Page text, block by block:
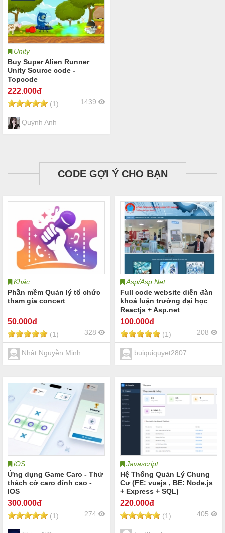
Unity
Buy Super Alien Runner
Unity Source code -
Topcode
222.000đ
(1) 1439
Quỳnh Anh
CODE GỢI Ý CHO BẠN
Khác
Phần mềm Quản lý tổ chức
tham gia concert
50.000đ
(1) 328
Nhật Nguyễn Minh
Asp/Asp.Net
Full code website diễn đàn
khoá luận trường đại học
Reactjs + Asp.net
100.000đ
(1) 208
buiquiquyet2807
iOS
Ứng dụng Game Caro - Thử
thách cờ caro đỉnh cao -
IOS
300.000đ
(1) 274
Javascript
Hệ Thống Quản Lý Chung
Cư (FE: vuejs , BE: Node.js
+ Express + SQL)
220.000đ
(1) 405